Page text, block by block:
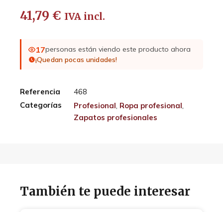
41,79 € IVA incl.
17personas están viendo este producto ahora
¡Quedan pocas unidades!
Referencia
468
Categorías
Profesional, Ropa profesional,
Zapatos profesionales
También te puede interesar